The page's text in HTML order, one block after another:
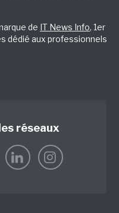
de IT News Info, 1er
dédié aux professionnels
réseaux